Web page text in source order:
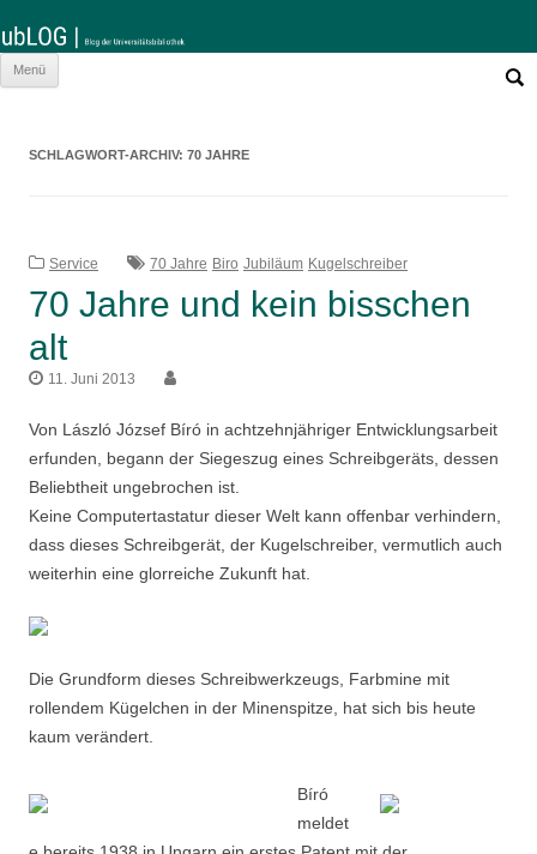
Menü
nach:
SCHLAGWORT-ARCHIV: 70 JAHRE
Service 70 Jahre Biro Jubiläum Kugelschreiber
70 Jahre und kein bisschen
alt
11. Juni 2013
Von László József Bíró in achtzehnjähriger Entwicklungsarbeit
erfunden, begann der Siegeszug eines Schreibgeräts, dessen
Beliebtheit ungebrochen ist.
Keine Computertastatur dieser Welt kann offenbar verhindern,
dass dieses Schreibgerät, der Kugelschreiber, vermutlich auch
weiterhin eine glorreiche Zukunft hat.
Die Grundform dieses Schreibwerkzeugs, Farbmine mit
rollendem Kügelchen in der Minenspitze, hat sich bis heute
kaum verändert.
Bíró
meldet